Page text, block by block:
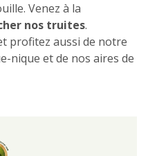
Venez à la
nos truites.
profitez aussi de notre
nique et de nos aires de